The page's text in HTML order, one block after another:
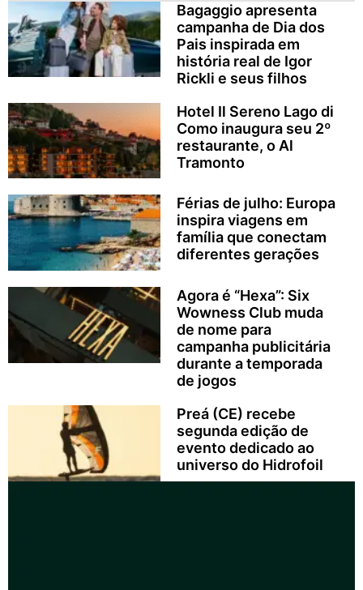
Bagaggio apresenta
campanha de Dia dos
Pais inspirada em
história real de Igor
Rickli e seus filhos
Hotel Il Sereno Lago di
Como inaugura seu 2º
restaurante, o Al
Tramonto
Férias de julho: Europa
inspira viagens em
família que conectam
diferentes gerações
Agora é “Hexa”: Six
Wowness Club muda
de nome para
campanha publicitária
durante a temporada
de jogos
Preá (CE) recebe
segunda edição de
evento dedicado ao
universo do Hidrofoil